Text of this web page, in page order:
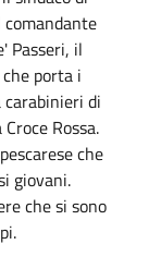
Passeri, il
porta i
carabinieri di
Rossa.
che
giovani.
che si sono